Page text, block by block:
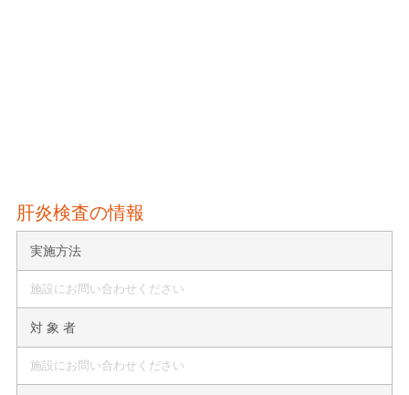
肝炎検査の情報
実施方法
施設にお問い合わせください
対 象 者
施設にお問い合わせください